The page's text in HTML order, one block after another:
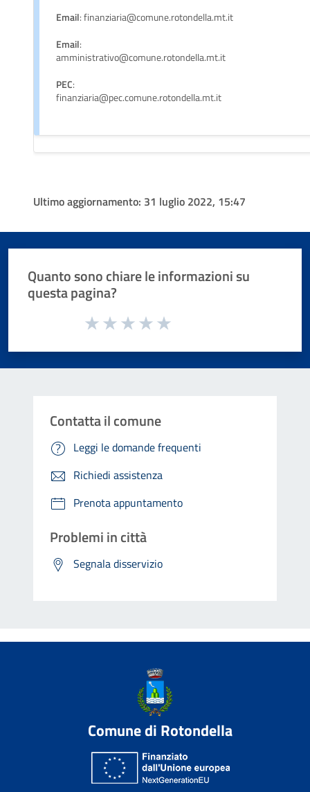
Email: finanziaria@comune.rotondella.mt.it
Email:
amministrativo@comune.rotondella.mt.it
PEC:
finanziaria@pec.comune.rotondella.mt.it
Ultimo aggiornamento: 31 luglio 2022, 15:47
Quanto sono chiare le informazioni su
questa pagina?
Valuta da 1 a 5 stelle la pagina
Contatta il comune
Leggi le domande frequenti
Richiedi assistenza
Prenota appuntamento
Problemi in città
Segnala disservizio
Comune di Rotondella